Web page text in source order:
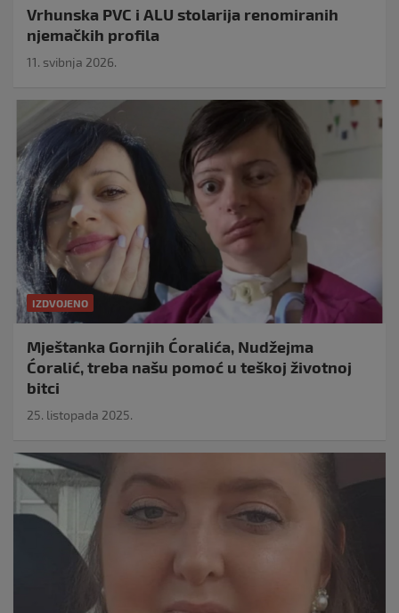
Vrhunska PVC i ALU stolarija renomiranih
njemačkih profila
11. svibnja 2026.
IZDVOJENO
Mještanka Gornjih Ćoralića, Nudžejma
Ćoralić, treba našu pomoć u teškoj životnoj
bitci
25. listopada 2025.